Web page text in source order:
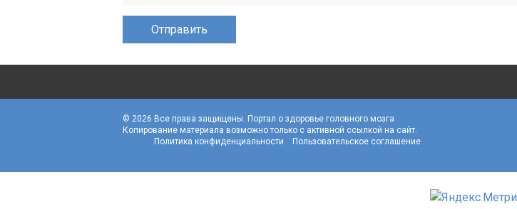
© 2026 Все права защищены. Портал о здоровье головного мозга
Копирование материала возможно только с активной ссылкой на сайт.
Политика конфиденциальности
Пользовательское соглашение